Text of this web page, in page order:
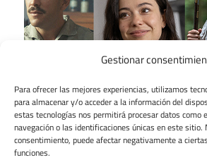
Gestionar
Para ofrecer las mejores experiencias, utilizamos
para almacenar y/o acceder a la información del
estas tecnologías nos permitirá procesar datos como
navegación o las identificaciones únicas en este sitio.
consentimiento, puede afectar negativamente a
funciones.